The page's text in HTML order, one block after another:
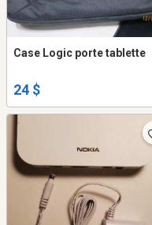
Case Logic porte tablette
24 $